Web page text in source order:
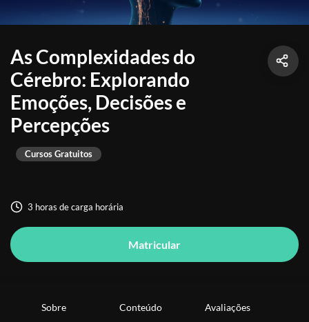
As Complexidades do
Cérebro: Explorando
Emoções, Decisões e
Percepções
Cursos Gratuitos
3 horas de carga horária
Matricular
Sobre Conteúdo Avaliações